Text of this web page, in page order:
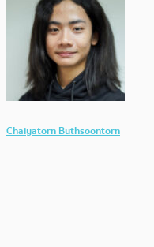
Chaiyatorn Buthsoontorn